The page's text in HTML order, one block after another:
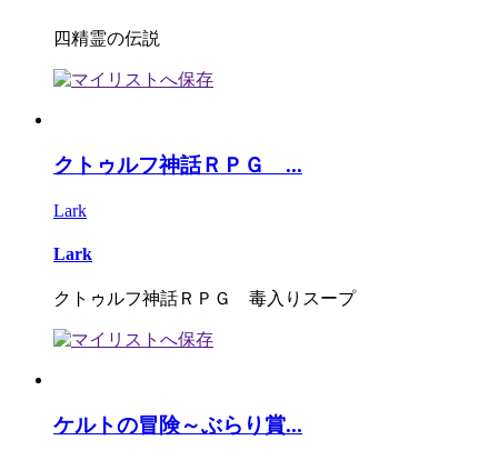
四精霊の伝説
クトゥルフ神話ＲＰＧ ...
Lark
Lark
クトゥルフ神話ＲＰＧ 毒入りスープ
ケルトの冒険～ぶらり賞...